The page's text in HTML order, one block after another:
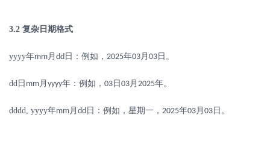
3.2 复杂日期格式
yyyy年mm 月 dd 日：例如， 2025年03 月 03日。
dd 日 mm 月 yyyy年：例如， 03日03 月 2025年。
dddd, yyyy年mm 月 dd 日：例如，星期一， 2025年03 月 03日。